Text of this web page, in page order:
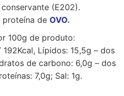
(E202).
proteína de OVO.
100g de produto:
Lípidos: 15,5g – dos
de carbono: 6,0g – dos
7,0g; Sal: 1g.